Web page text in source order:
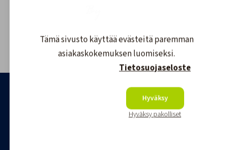
tilaukset@veneilijanverkkokauppa.fi
Tämä sivusto käyttää evästeitä paremman
asiakaskokemuksen luomiseksi.
Tietosuojaseloste
Hyväksy
Hyväksy pakolliset